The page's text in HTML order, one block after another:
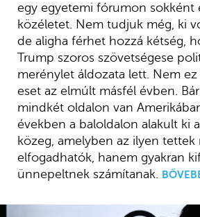
egy egyetemi fórumon sokként
közéletet. Nem tudjuk még, ki
de aligha férhet hozzá kétség,
Trump szoros szövetségese
merénylet áldozata lett. Nem ez
eset az elmúlt másfél évben.
mindkét oldalon van
években a baloldalon alakult ki
közeg, amelyben az ilyen tettek
elfogadhatók, hanem gyakran
ünnepeltnek számítanak.